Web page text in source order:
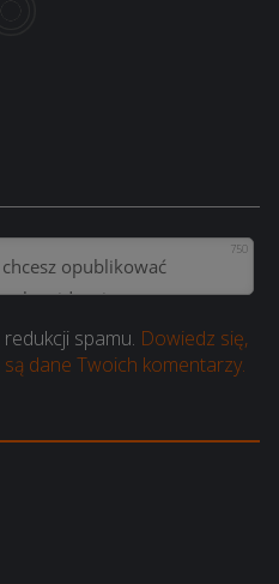
750
spamu. Dowiedz się,
dane Twoich komentarzy.